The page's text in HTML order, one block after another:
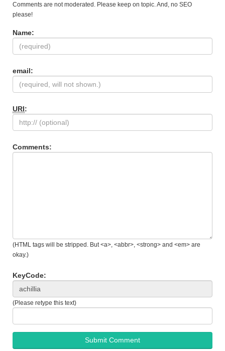
Comments are not moderated. Please keep on topic. And, no SEO
please!
Name:
email:
URI:
Comments:
(HTML tags will be stripped. But <a>, <abbr>, <strong> and <em> are
okay.)
KeyCode:
(Please retype this text)